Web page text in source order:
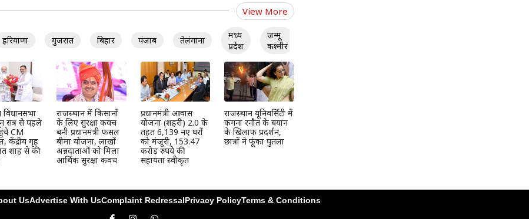
View More
हरियाणा गुजरात बिहार पंजाब तेलंगाना
मध्य
प्रदेश
जम्मू
कश्मीर
विधानसभा
सत्र से पहले
CM
केंद्रीय गृह
शाह से की
राजस्थान में किसानों
के लिए सुरक्षा कवच
बनी प्रधानमंत्री फसल
बीमा योजना, लाखों
अन्नदाताओं को मिला
आर्थिक सुरक्षा कवच
प्रधानमंत्री आवास
योजना (शहरी) 2.0 के
तहत 6,139 नए घरों
को मंजूरी, 153.47
करोड़ रुपये की
सहायता स्वीकृत
राजस्थान यूनिवर्सिटी में
कंगना रनौत के बयान
के खिलाफ प्रदर्शन,
छात्रों ने फूंका पुतला
UsAdvertise With UsComplaint RedressalPrivacy PolicyTerms & Conditions